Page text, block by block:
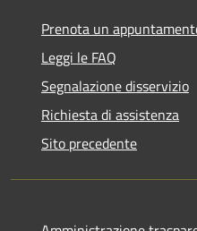
Prenota un
Leggi le FAQ
Segnalazione disservizio
Richiesta di assistenza
Sito precedente